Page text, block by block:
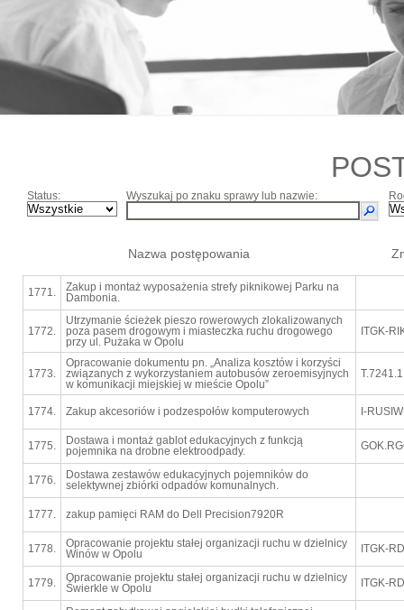
Status: Wyszukaj po znaku sprawy lub nazwie:
Nazwa postępowania
1771.
Zakup i montaż wyposażenia strefy piknikowej Parku na
Dambonia.
1772.
Utrzymanie ścieżek pieszo rowerowych zlokalizowanych
poza pasem drogowym i miasteczka ruchu drogowego
przy ul. Pużaka w Opolu
ITGK-
1773.
Opracowanie dokumentu pn. „Analiza kosztów i korzyści
związanych z wykorzystaniem autobusów zeroemisyjnych
w komunikacji miejskiej w mieście Opolu”
1774. Zakup akcesoriów i podzespołów komputerowych I-
1775.
Dostawa i montaż gablot edukacyjnych z funkcją
pojemnika na drobne elektroodpady.
1776.
Dostawa zestawów edukacyjnych pojemników do
selektywnej zbiórki odpadów komunalnych.
1777. zakup pamięci RAM do Dell Precision7920R
1778.
Opracowanie projektu stałej organizacji ruchu w dzielnicy
Winów w Opolu
ITGK-
1779.
Opracowanie projektu stałej organizacji ruchu w dzielnicy
Świerkle w Opolu
ITGK-